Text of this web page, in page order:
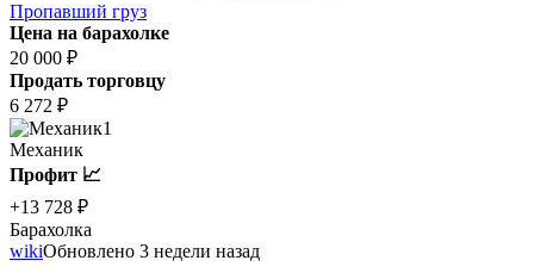
Пропавший груз
Цена на барахолке
20 000 ₽
Продать торговцу
6 272 ₽
1
Механик
Профит 📈
+13 728 ₽
Барахолка
wikiОбновлено 3 недели назад